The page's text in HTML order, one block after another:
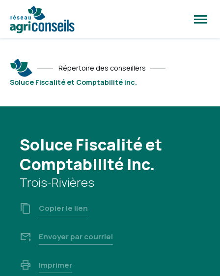
la
Répertoire des conseillers
Soluce Fiscalité et Comptabilité inc.
Soluce Fiscalité et
Comptabilité inc.
Trois-Rivières
Copier le lien
Envoyer par courriel
Imprimer